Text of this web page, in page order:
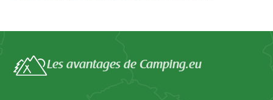
Les avantages de Camping.eu